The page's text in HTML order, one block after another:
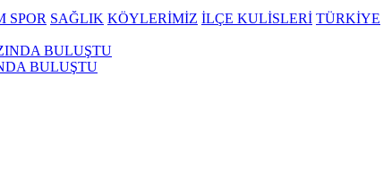
SPOR SAĞLIK KÖYLERİMİZ İLÇE KULİSLERİ TÜRKİYE
BULUŞTU